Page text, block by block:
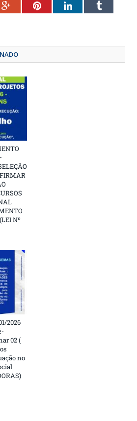
Google+Pinterest
LinkedIn
Nº
2026
02 (
no